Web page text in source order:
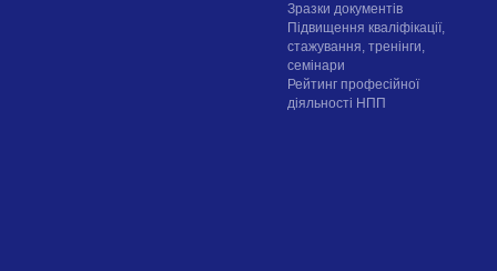
Зразки документів
Підвищення кваліфікації,
стажування, тренінги,
семінари
Рейтинг професійної
діяльності НПП